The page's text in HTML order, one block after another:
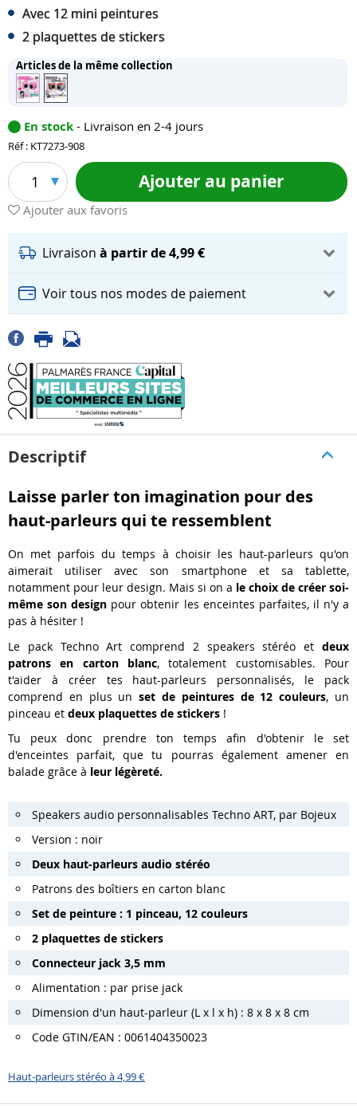
Avec 12 mini peintures
2 plaquettes de stickers
Articles de la même collection
En stock - Livraison en 2-4 jours
Réf : KT7273-908
1 Ajouter au panier
Ajouter aux favoris
Livraison à partir de 4,99 €
Voir tous nos modes de paiement
Descriptif
Laisse parler ton imagination pour des
haut-parleurs qui te ressemblent
On met parfois du temps à choisir les haut-parleurs qu'on
aimerait utiliser avec son smartphone et sa tablette,
notamment pour leur design. Mais si on a le choix de créer soi-
même son design pour obtenir les enceintes parfaites, il n'y a
pas à hésiter !
Le pack Techno Art comprend 2 speakers stéréo et deux
patrons en carton blanc, totalement customisables. Pour
t'aider à créer tes haut-parleurs personnalisés, le pack
comprend en plus unset de peintures de 12 couleurs, un
pinceau et deux plaquettes de stickers !
Tu peux donc prendre ton temps afin d'obtenir le set
d'enceintes parfait, que tu pourras également amener en
balade grâce à leur légèreté.
Speakers audio personnalisables Techno ART, par Bojeux
Version : noir
Deux haut-parleurs audio stéréo
Patrons des boîtiers en carton blanc
Set de peinture : 1 pinceau, 12 couleurs
2 plaquettes de stickers
Connecteur jack 3,5 mm
Alimentation : par prise jack
Dimension d'un haut-parleur (L x l x h) : 8 x 8 x 8 cm
Code GTIN/EAN : 0061404350023
Haut-parleurs stéréo à 4,99 €